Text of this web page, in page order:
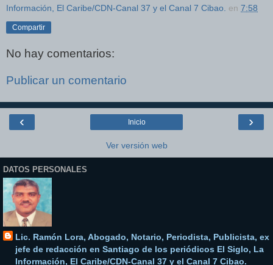
Información, El Caribe/CDN-Canal 37 y el Canal 7 Cibao. en 7:58
Compartir
No hay comentarios:
Publicar un comentario
‹ ›
Inicio
Ver versión web
DATOS PERSONALES
Lic. Ramón Lora, Abogado, Notario, Periodista, Publicista, ex
jefe de redacción en Santiago de los periódicos El Siglo, La
Información, El Caribe/CDN-Canal 37 y el Canal 7 Cibao.